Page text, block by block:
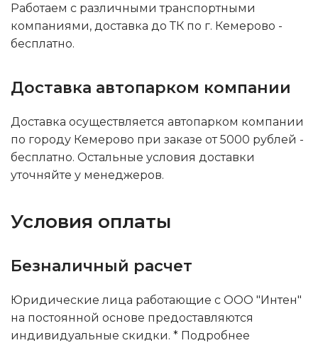
Работаем с различными транспортными
компаниями, доставка до ТК по г. Кемерово -
бесплатно.
Доставка автопарком компании
Доставка осуществляется автопарком компании
по городу Кемерово при заказе от 5000 рублей -
бесплатно. Остальные условия доставки
уточняйте у менеджеров.
Условия оплаты
Безналичный расчет
Юридические лица работающие с ООО "Интен"
на постоянной основе предоставляются
индивидуальные скидки. * Подробнее